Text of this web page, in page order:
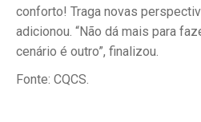
conforto! Traga novas
adicionou. “Não dá mais para
cenário é outro”, finalizou.
Fonte: CQCS.